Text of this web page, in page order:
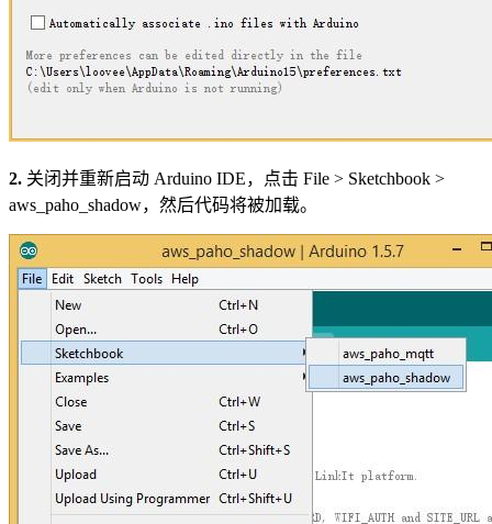
2. 关闭并重新启动 Arduino IDE，点击 File > Sketchbook >
aws_paho_shadow，然后代码将被加载。